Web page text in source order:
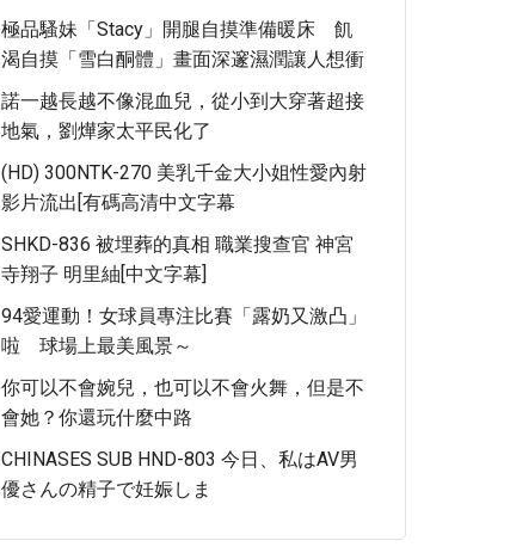
極品騷妹「Stacy」開腿自摸準備暖床 飢
渴自摸「雪白酮體」畫面深邃濕潤讓人想衝
諾一越長越不像混血兒，從小到大穿著超接
地氣，劉燁家太平民化了
(HD) 300NTK-270 美乳千金大小姐性愛內射
影片流出[有碼高清中文字幕
SHKD-836 被埋葬的真相 職業搜查官 神宮
寺翔子 明里紬[中文字幕]
94愛運動！女球員專注比賽「露奶又激凸」
啦 球場上最美風景～
你可以不會婉兒，也可以不會火舞，但是不
會她？你還玩什麼中路
CHINASES SUB HND-803 今日、私はAV男
優さんの精子で妊娠しま